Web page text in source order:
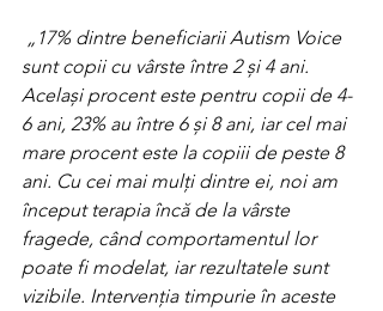
„17% dintre beneficiarii Autism Voice
sunt copii cu vârste între 2 și 4 ani.
Același procent este pentru copii de 4-
6 ani, 23% au între 6 și 8 ani, iar cel mai
mare procent este la copiii de peste 8
ani. Cu cei mai mulți dintre ei, noi am
început terapia încă de la vârste
fragede, când comportamentul lor
poate fi modelat, iar rezultatele sunt
vizibile. Intervenția timpurie în aceste